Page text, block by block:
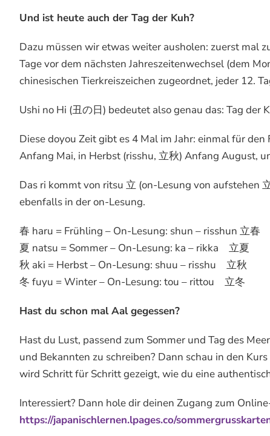
Und ist heute auch der Tag der Kuh?
Dazu müssen wir etwas weiter ausholen: zuerst mal
Tage vor dem nächsten Jahreszeitenwechsel (dem
chinesischen Tierkreiszeichen zugeordnet, jeder 12.
Ushi no Hi (丑の日) bedeutet also genau das: Tag der
Diese doyou Zeit gibt es 4 Mal im Jahr: einmal für
Anfang Mai, in Herbst (risshu, 立秋) Anfang August,
Das ri kommt von ritsu 立 (on-Lesung von aufstehen
ebenfalls in der on-Lesung.
春 haru = Frühling – On-Lesung: shun – risshun 立春
夏 natsu = Sommer – On-Lesung: ka – rikka 立夏
秋 aki = Herbst – On-Lesung: shuu – risshu 立秋
冬 fuyu = Winter – On-Lesung: tou – rittou 立冬
Hast du schon mal Aal gegessen?
Hast du Lust, passend zum Sommer und Tag des
und Bekannten zu schreiben? Dann schau in den
wird Schritt für Schritt gezeigt, wie du eine
Interessiert? Dann hole dir deinen Zugang zum
https://japanischlernen.lpages.co/